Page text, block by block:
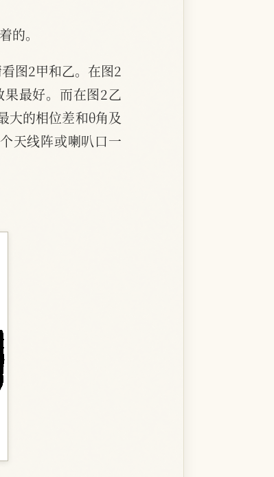
的。
图2甲和乙。在图2
最好。而在图2乙
大的相位差和θ角及
天线阵或喇叭口一